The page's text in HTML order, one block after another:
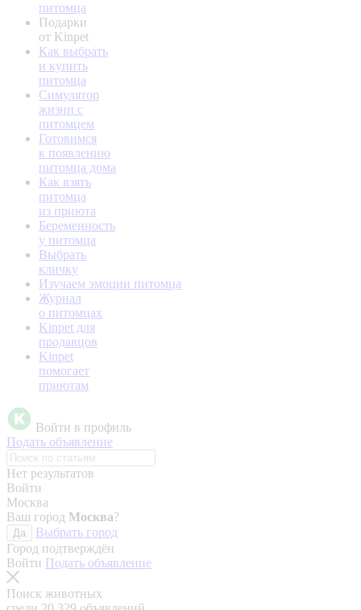
питомца
Подарки
от Kinpet
Как выбрать
и купить
питомца
Симулятор
жизни с
питомцем
Готовимся
к появлению
питомца дома
Как взять
питомца
из приюта
Беременность
у питомца
Выбрать
кличку
Изучаем эмоции питомца
Журнал
о питомцах
Kinpet для
продавцов
Kinpet
помогает
приютам
Войти в профиль
Подать объявление
Нет результатов
Войти
Москва
Ваш город Москва?
Да
Выбрать город
Город подтверждён
Войти Подать объявление
Поиск животных